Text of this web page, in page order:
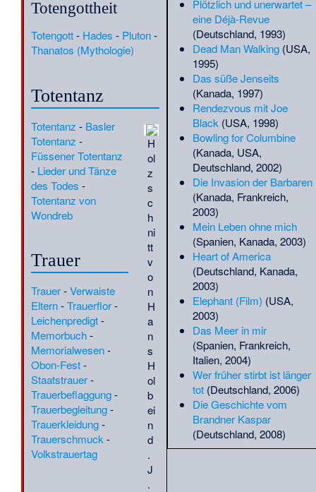
Albius· Edmund Lill· Eduard
Weniaminowitsch Limonow
Eduard der Bekenner·
Eduardo Falú·Edward
Gibbon Wakefield
Wohlfeil
·Elmar Saar·Else
Emanuele Severino
Emil Artur Longen·Emil
Firnrohr
·Emil Heyn·Emma
Hale Smith·Emmanuil
Semjonowitsch Jentschmen
Erich Jantsch·Erich Müller
(Ingenieur)·Erlung·
Ernestina Gallardo ·Ernesto
Ernst Christian
Westphal·Ernst Heimeran·
Ernst Herrmann (Historiker)·
Ernst Jäckh·Ernst Leitz I
Ernst Melchior·Ernst Weber
(Fußballtrainer)
Dieseldorff·Erwin von Zach·
Eugen Munder
Eugenio Coseriu· Eugène
·Eulogius von
Córdoba·Eva Zeller·
Ammende· Ezio Maria Gray
Fall Marco Polo·Farid
Zeineddine·Faustin Ens·
Fernando Aínsa· Fernando
·Ferrante III.
Totengottheit
Totengott- Hades - Pluton-
Thanatos (Mythologie)
Totentanz
H
ol
z
s
c
h
ni
tt
v
o
n
H
a
n
s
H
ol
b
ei
n
d
.
J
.
Totentanz - Basler
Totentanz -
Füssener Totentanz
- Lieder und Tänze
des Todes -
Totentanz von
Wondreb
Trauer
Trauer-Verwaiste
Eltern-Trauerflor-
Leichenpredigt-
Memorbuch-
Memorialwesen-
Obon-Fest-
Staatstrauer-
Trauerbeflaggung-
Trauerbegleitung-
Trauerkleidung-
Trauerschmuck -
Volkstrauertag
Plötzlich und unerwartet –
eine Déjà-Revue
(Deutschland, 1993)
Dead Man Walking(USA,
1995)
Das süße Jenseits
(Kanada, 1997)
Rendezvous mit Joe
Black (USA, 1998)
Bowling for Columbine
(Kanada, USA,
Deutschland, 2002)
Die Invasion der Barbaren
(Kanada, Frankreich,
2003)
Mein Leben ohne mich
(Spanien, Kanada, 2003)
Heart of America
(Deutschland, Kanada,
2003)
Elephant (Film) (USA,
2003)
Das Meer in mir
(Spanien, Frankreich,
Italien, 2004)
Wer früher stirbt ist länger
tot(Deutschland, 2006)
Die Geschichte vom
Brandner Kaspar
(Deutschland, 2008)